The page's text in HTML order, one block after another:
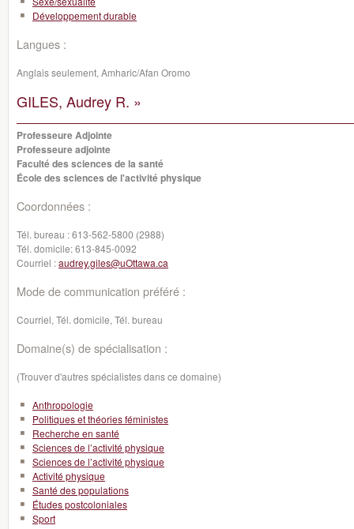
Développement durable
Langues :
Anglais seulement, Amharic/Afan Oromo
GILES, Audrey R. »
Professeure Adjointe
Professeure adjointe
Faculté des sciences de la santé
École des sciences de l'activité physique
Coordonnées :
Tél. bureau :613-562-5800 (2988)
Tél. domicile:613-845-0092
Courriel :audrey.giles@uOttawa.ca
Mode de communication préféré :
Courriel, Tél. domicile, Tél. bureau
Domaine(s) de spécialisation :
(Trouver d'autres spécialistes dans ce domaine)
Anthropologie
Politiques et théories féministes
Recherche en santé
Sciences de l’activité physique
Sciences de l’activité physique
Activité physique
Santé des populations
Études postcoloniales
Sport